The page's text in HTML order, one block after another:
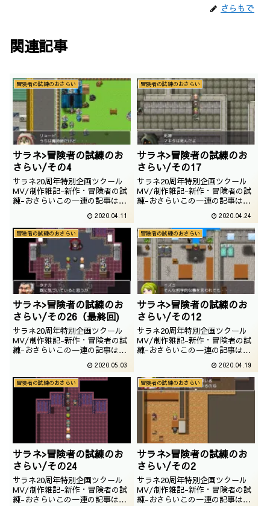
さらもで
関連記事
冒険者の試練のおさらい
サラネ>冒険者の試練のお
さらい/その4
サラネ20周年特別企画ツクール
MV/制作雑記-新作・冒険者の試
練-おさらいこの一連の記事は
一通りプレイした事を前提にして
おります。つまり、ネタバレしか
ありません。未プレイでこれから
プレイされるという奇特な方は以
下の記事をご参照上、プレイして
いただくことをおす...
2020.04.11
冒険者の試練のおさらい
サラネ>冒険者の試練のお
さらい/その17
サラネ20周年特別企画ツクール
MV/制作雑記-新作・冒険者の試
練-おさらいこの一連の記事は
一通りプレイした事を前提にして
おります。つまり、ネタバレしか
ありません。未プレイでこれから
プレイされるという奇特な方は以
下の記事をご参照上、プレイして
いただくことをおす...
2020.04.24
冒険者の試練のおさらい
サラネ>冒険者の試練のお
さらい/その26（最終回)
サラネ20周年特別企画ツクール
MV/制作雑記-新作・冒険者の試
練-おさらいこの一連の記事は
一通りプレイした事を前提にして
おります。つまり、ネタバレしか
ありません。未プレイでこれから
プレイされるという奇特な方は以
下の記事をご参照上、プレイして
いただくことをおす...
2020.05.03
冒険者の試練のおさらい
サラネ>冒険者の試練のお
さらい/その12
サラネ20周年特別企画ツクール
MV/制作雑記-新作・冒険者の試
練-おさらいこの一連の記事は
一通りプレイした事を前提にして
おります。つまり、ネタバレしか
ありません。未プレイでこれから
プレイされるという奇特な方は以
下の記事をご参照上、プレイして
いただくことをおす...
2020.04.19
冒険者の試練のおさらい
サラネ>冒険者の試練のお
さらい/その24
サラネ20周年特別企画ツクール
MV/制作雑記-新作・冒険者の試
練-おさらいこの一連の記事は
冒険者の試練のおさらい
サラネ>冒険者の試練のお
さらい/その2
サラネ20周年特別企画ツクール
MV/制作雑記-新作・冒険者の試
練-おさらいこの一連の記事は